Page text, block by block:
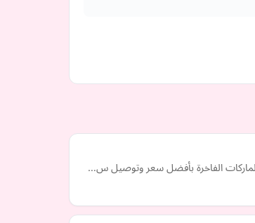
الفاخرة بأفضل سعر وتوصيل س…